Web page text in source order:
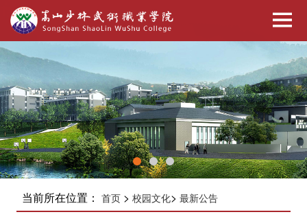
当前所在位置： 首页> 校园文化> 最新公告